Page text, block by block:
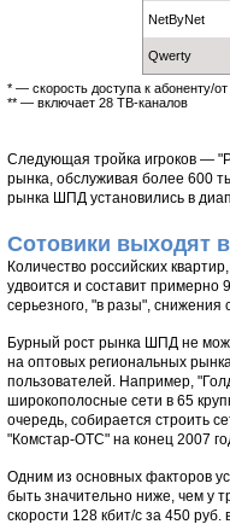
NetByNet
Qwerty
* — скорость доступа к абоненту/
** — включает 28 ТВ-каналов
Следующая тройка игроков —
рынка, обслуживая более 600
рынка ШПД установились в
Сотовики выходят
Количество российских
удвоится и составит примерно
серьезного, "в разы", снижения
Бурный рост рынка ШПД не
на оптовых региональных
пользователей. Например,
широкополосные сети в 65
очередь, собирается строить
"Комстар-ОТС" на конец 2007
Одним из основных факторов
быть значительно ниже, чем у
скорости 128 кбит/c за 450